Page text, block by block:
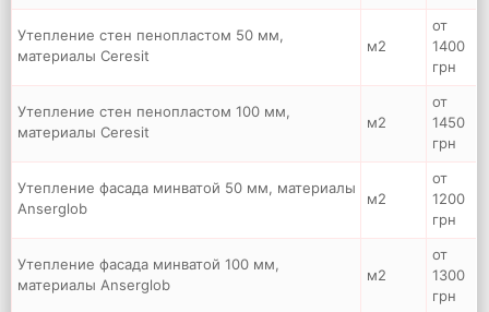
Утепление стен пенопластом 50 мм,
материалы Ceresit
м2
от
1400
грн
Утепление стен пенопластом 100 мм,
материалы Ceresit
м2
от
1450
грн
Утепление фасада минватой 50 мм, материалы
Anserglob
м2
от
1200
грн
Утепление фасада минватой 100 мм,
материалы Anserglob
м2
от
1300
грн